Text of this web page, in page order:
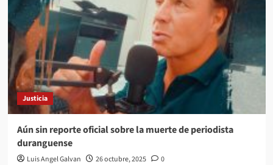
Justicia
Aún sin reporte oficial sobre la muerte de periodista
duranguense
Luis Angel Galvan 26 octubre, 2025 0